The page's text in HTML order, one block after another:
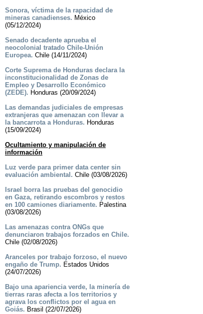
Sonora, víctima de la rapacidad de
mineras canadienses. México
(05/12/2024)
Senado decadente aprueba el
neocolonial tratado Chile-Unión
Europea. Chile (14/11/2024)
Corte Suprema de Honduras declara la
inconstitucionalidad de Zonas de
Empleo y Desarrollo Económico
(ZEDE). Honduras (20/09/2024)
Las demandas judiciales de empresas
extranjeras que amenazan con llevar a
la bancarrota a Honduras. Honduras
(15/09/2024)
Ocultamiento y manipulación de
información
Luz verde para primer data center sin
evaluación ambiental. Chile (03/08/2026)
Israel borra las pruebas del genocidio
en Gaza, retirando escombros y restos
en 100 camiones diariamente. Palestina
(03/08/2026)
Las amenazas contra ONGs que
denunciaron trabajos forzados en Chile.
Chile (02/08/2026)
Aranceles por trabajo forzoso, el nuevo
engaño de Trump. Estados Unidos
(24/07/2026)
Bajo una apariencia verde, la minería de
tierras raras afecta a los territorios y
agrava los conflictos por el agua en
Goiás. Brasil (22/07/2026)